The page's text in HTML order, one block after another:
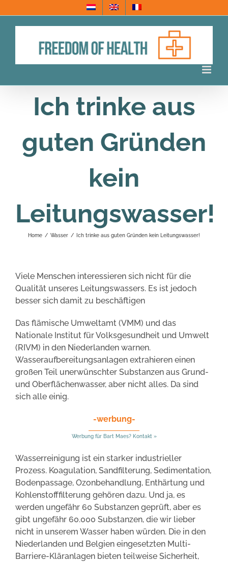
to
Ich trinke aus
guten Gründen
kein
Leitungswasser!
Home / Wasser / Ich trinke aus guten Gründen kein Leitungswasser!
Viele Menschen interessieren sich nicht für die
Qualität unseres Leitungswassers. Es ist jedoch
besser sich damit zu beschäftigen
Das flämische Umweltamt (VMM) und das
Nationale Institut für Volksgesundheit und Umwelt
(RIVM) in den Niederlanden warnen.
Wasseraufbereitungsanlagen extrahieren einen
großen Teil unerwünschter Substanzen aus Grund-
und Oberflächenwasser, aber nicht alles. Da sind
sich alle einig.
-werbung-
Werbung für Bart Maes? Kontakt »
Wasserreinigung ist ein starker industrieller
Prozess. Koagulation, Sandfilterung, Sedimentation,
Bodenpassage, Ozonbehandlung, Enthärtung und
Kohlenstofffilterung gehören dazu. Und ja, es
werden ungefähr 60 Substanzen geprüft, aber es
gibt ungefähr 60.000 Substanzen, die wir lieber
nicht in unserem Wasser haben würden. Die in den
Niederlanden und Belgien eingesetzten Multi-
Barriere-Kläranlagen bieten teilweise Sicherheit,